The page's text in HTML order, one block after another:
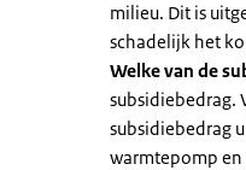
milieu. Dit is
schadelijk het
Welke van de
subsidiebedrag.
subsidiebedrag
warmtepomp en